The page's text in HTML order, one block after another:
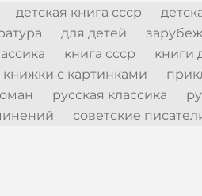
детская книга ссср
для детей
книга ссср
книги
книжки с картинками
русская классика
советские